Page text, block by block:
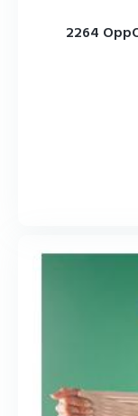
2264